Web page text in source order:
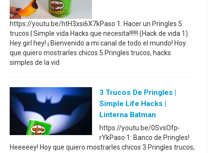
https://youtu.be/htH3xsi6X7kPaso 1: Hacer un Pringles 5
trucos | Simple vida Hacks que necesita!!!!!! (Hack de vida 1)
Hey girl hey! ¡ Bienvenido a mi canal de todo el mundo! Hoy
que quiero mostrarles chicos 5 Pringles trucos, hacks
simples de la vid
3 Trucos De Pringles |
Simple Life Hacks |
Linterna Batman
https://youtu.be/0SvsOfp-
rYkPaso 1: Banco de Pringles!
Heeeeey! Hoy que quiero mostrarles chicos 3 Pringles trucos,